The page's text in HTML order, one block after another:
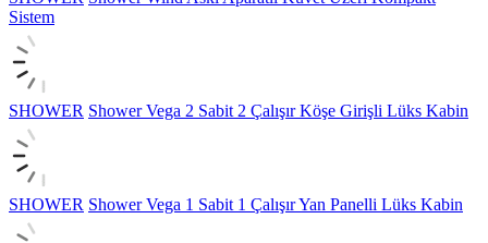
Sistem
SHOWER Shower Vega 2 Sabit 2 Çalışır Köşe Girişli Lüks Kabin
SHOWER Shower Vega 1 Sabit 1 Çalışır Yan Panelli Lüks Kabin